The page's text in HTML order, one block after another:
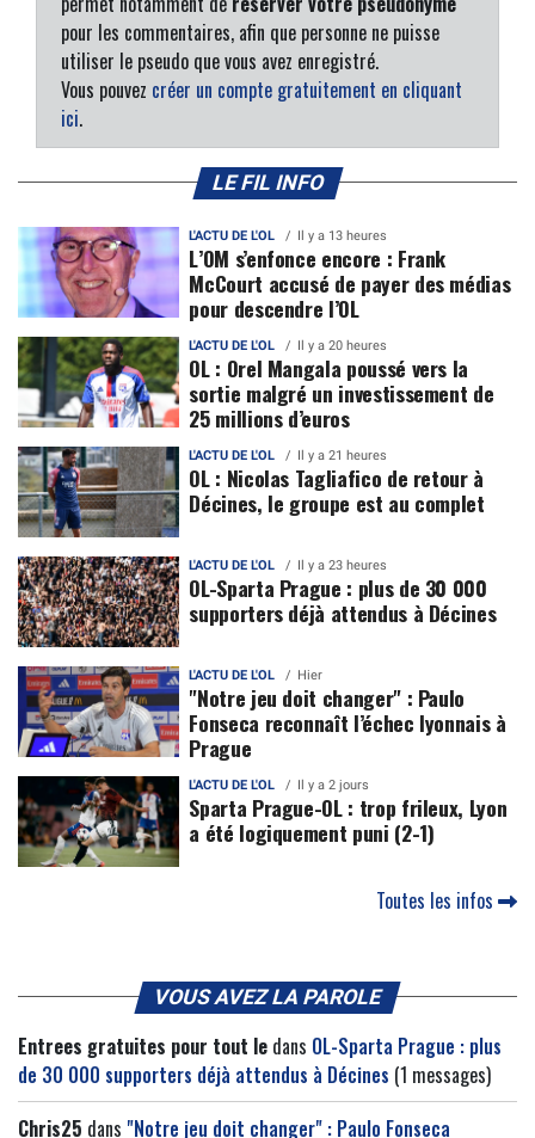
pour les commentaires, afin que personne ne puisse
utiliser le pseudo que vous avez enregistré.
Vous pouvez créer un compte gratuitement en cliquant
ici.
LE FIL INFO
L'ACTU DE L'OL Il y a 13 heures
L’OM s’enfonce encore : Frank
McCourt accusé de payer des médias
pour descendre l’OL
L'ACTU DE L'OL Il y a 20 heures
OL : Orel Mangala poussé vers la
sortie malgré un investissement de
25 millions d’euros
L'ACTU DE L'OL Il y a 21 heures
OL : Nicolas Tagliafico de retour à
Décines, le groupe est au complet
L'ACTU DE L'OL Il y a 23 heures
OL-Sparta Prague : plus de 30 000
supporters déjà attendus à Décines
L'ACTU DE L'OL Hier
"Notre jeu doit changer" : Paulo
Fonseca reconnaît l’échec lyonnais à
Prague
L'ACTU DE L'OL Il y a 2 jours
Sparta Prague-OL : trop frileux, Lyon
a été logiquement puni (2-1)
Toutes les infos
VOUS AVEZ LA PAROLE
Entrees gratuites pour tout le dans OL-Sparta Prague : plus
de 30 000 supporters déjà attendus à Décines (1 messages)
Chris25 dans "Notre jeu doit changer" : Paulo Fonseca